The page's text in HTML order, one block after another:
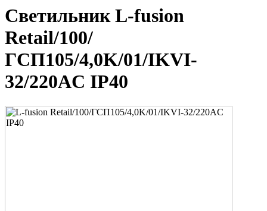
Светильник L-fusion
Retail/100/
ГСП105/4,0K/01/IKVI-
32/220AC IP40